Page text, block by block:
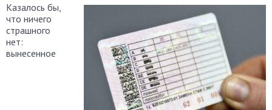
Казалось бы,
что ничего
страшного
нет:
вынесенное